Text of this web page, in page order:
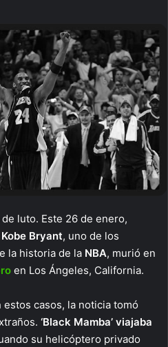
luto. Este 26 de enero,
Kobe Bryant, uno de los
la historia de la NBA, murió en
en Los Ángeles, California.
casos, la noticia tomó
‘Black Mamba’ viajaba
su helicóptero privado